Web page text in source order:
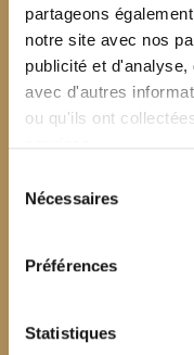
partageons
notre site avec nos
publicité et
avec d'autres
ou qu'ils ont
Nécessaires
Préférences
Statistiques